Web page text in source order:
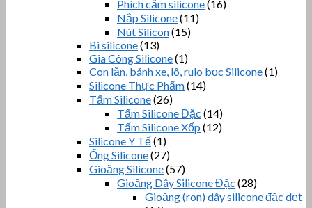
Phích cắm silicone(16)
Nắp Silicone(11)
Nút Silicon(15)
Bi silicone(13)
Gia Công Silicone(1)
Con lăn, bánh xe, lô, rulo bọc Silicone(1)
Silicone Thực Phẩm(14)
Tấm Silicone(26)
Tấm Silicone Đặc (14)
Tấm Silicone Xốp (12)
Silicone Y Tế(1)
Ống Silicone(27)
Gioăng Silicone(57)
Gioăng Dây Silicone Đặc (28)
Gioăng (ron) dây silicone đặc dẹt